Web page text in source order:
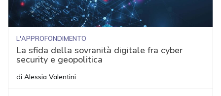
L'APPROFONDIMENTO
La sfida della sovranità digitale fra cyber
security e geopolitica
di Alessia Valentini